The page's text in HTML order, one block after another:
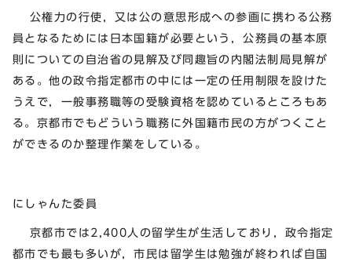
公権力の行使，又は公の意思形成への参画に携わる公務
員となるためには日本国籍が必要という，公務員の基本原
則についての自治省の見解及び同趣旨の内閣法制局見解が
ある。他の政令指定都市の中には一定の任用制限を設けた
うえで，一般事務職等の受験資格を認めているところもあ
る。京都市でもどういう職務に外国籍市民の方がつくこと
ができるのか整理作業をしている。
にしゃんた委員
京都市では2,400人の留学生が生活しており，政令指定
都市でも最も多いが，市民は留学生は勉強が終われば自国